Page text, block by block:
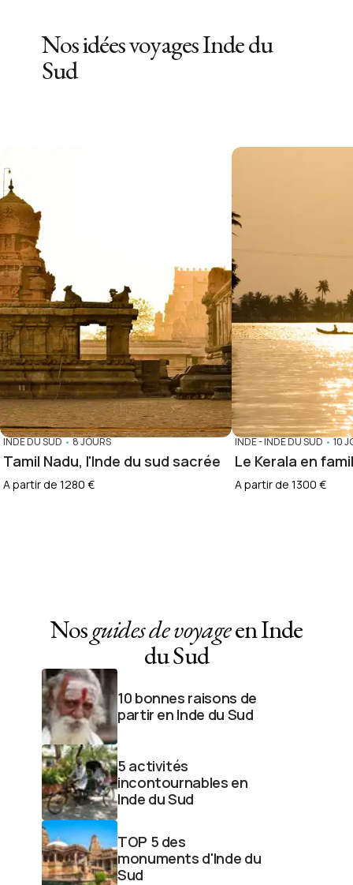
Nos idées voyagesInde du
Sud
INDE DU SUD•8 JOURS
Tamil Nadu, l'Inde du sud sacrée
A partir de 1280 €
INDE-INDE DU SUD•10
Le Kerala en
A partir de 1300 €
Nosguides de voyageen Inde
du Sud
10 bonnes raisons de
partir en Inde du Sud
5 activités
incontournables en
Inde du Sud
TOP 5 des
monuments d'Inde du
Sud